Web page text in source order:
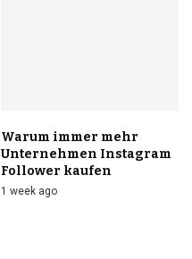
Warum immer mehr
Unternehmen Instagram
Follower kaufen
1 week ago